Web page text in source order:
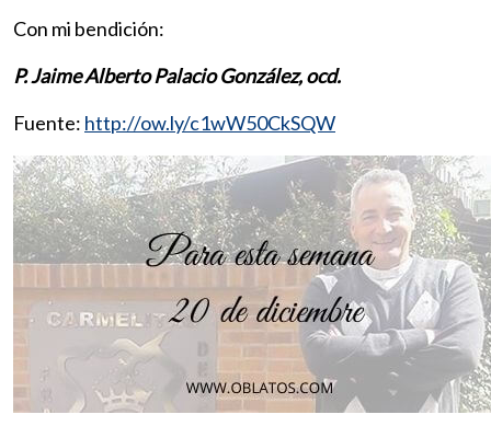
Con mi bendición:
P. Jaime Alberto Palacio González, ocd.
Fuente: http://ow.ly/c1wW50CkSQW